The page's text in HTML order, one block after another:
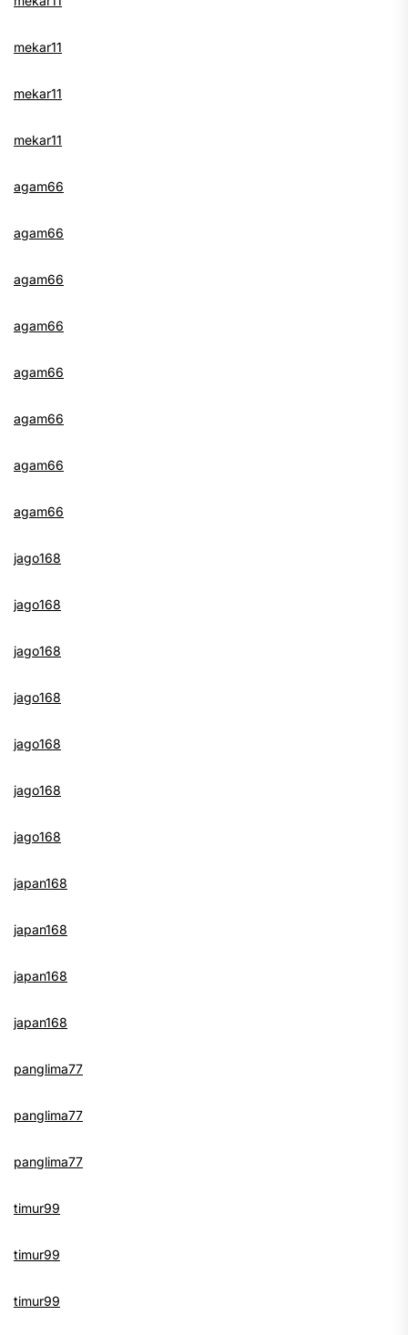
mekar11
mekar11
mekar11
agam66
agam66
agam66
agam66
agam66
agam66
agam66
agam66
jago168
jago168
jago168
jago168
jago168
jago168
jago168
japan168
japan168
japan168
japan168
panglima77
panglima77
panglima77
timur99
timur99
timur99